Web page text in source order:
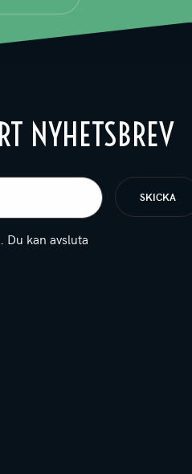
NYHETSBREV
Du kan avsluta